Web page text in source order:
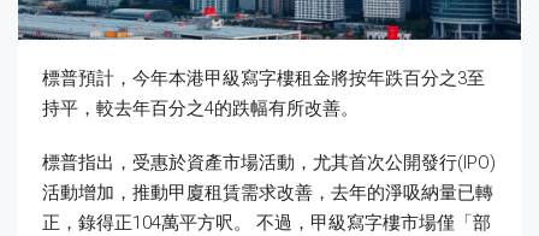
標普預計，今年本港甲級寫字樓租金將按年跌百分之3至
持平，較去年百分之4的跌幅有所改善。
標普指出，受惠於資產市場活動，尤其首次公開發行(IPO)
活動增加，推動甲廈租賃需求改善，去年的淨吸納量已轉
正，錄得正104萬平方呎。 不過，甲級寫字樓市場僅「部